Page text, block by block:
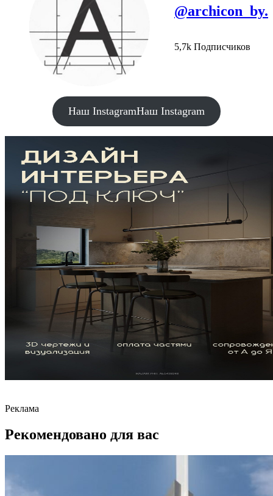
@archicon_by.
5,7k Подписчиков
Наш InstagramНаш Instagram
Реклама
Рекомендовано для вас